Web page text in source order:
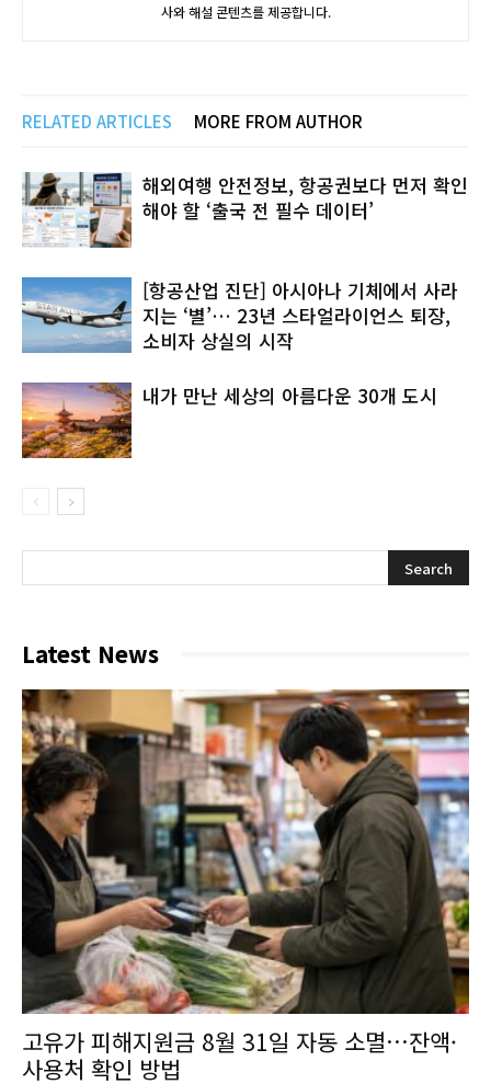
사와 해설 콘텐츠를 제공합니다.
RELATED ARTICLES MORE FROM AUTHOR
해외여행 안전정보, 항공권보다 먼저 확인
해야 할 ‘출국 전 필수 데이터’
[항공산업 진단] 아시아나 기체에서 사라
지는 ‘별’… 23년 스타얼라이언스 퇴장,
소비자 상실의 시작
내가 만난 세상의 아름다운 30개 도시
Latest News
고유가 피해지원금 8월 31일 자동 소멸…잔액·
사용처 확인 방법